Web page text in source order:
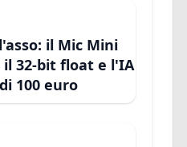
il Mic Mini
il 32-bit float e l'IA
100 euro